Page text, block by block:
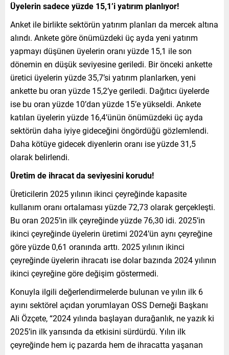
Üyelerin sadece yüzde 15,1’i yatırım planlıyor!
Anket ile birlikte sektörün yatırım planları da mercek altına
alındı. Ankete göre önümüzdeki üç ayda yeni yatırım
yapmayı düşünen üyelerin oranı yüzde 15,1 ile son
dönemin en düşük seviyesine geriledi. Bir önceki ankette
üretici üyelerin yüzde 35,7’si yatırım planlarken, yeni
ankette bu oran yüzde 15,2’ye geriledi. Dağıtıcı üyelerde
ise bu oran yüzde 10’dan yüzde 15’e yükseldi. Ankete
katılan üyelerin yüzde 16,4’ünün önümüzdeki üç ayda
sektörün daha iyiye gideceğini öngördüğü gözlemlendi.
Daha kötüye gidecek diyenlerin oranı ise yüzde 31,5
olarak belirlendi.
Üretim de ihracat da seviyesini korudu!
Üreticilerin 2025 yılının ikinci çeyreğinde kapasite
kullanım oranı ortalaması yüzde 72,73 olarak gerçekleşti.
Bu oran 2025’in ilk çeyreğinde yüzde 76,30 idi. 2025’in
ikinci çeyreğinde üyelerin üretimi 2024’ün aynı çeyreğine
göre yüzde 0,61 oranında arttı. 2025 yılının ikinci
çeyreğinde üyelerin ihracatı ise dolar bazında 2024 yılının
ikinci çeyreğine göre değişim göstermedi.
Konuyla ilgili değerlendirmelerde bulunan ve yılın ilk 6
ayını sektörel açıdan yorumlayan OSS Derneği Başkanı
Ali Özçete, “2024 yılında başlayan durağanlık, ne yazık ki
2025’in ilk yarısında da etkisini sürdürdü. Yılın ilk
çeyreğinde hem iç pazarda hem de ihracatta yaşanan